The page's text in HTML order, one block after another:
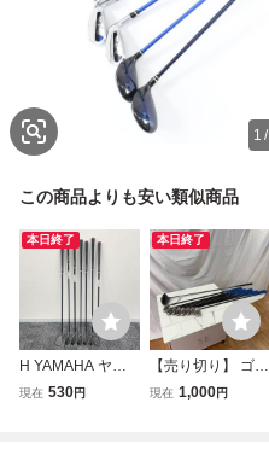
1 /
この商品よりも安い類似商品
本日終了
H YAMAHA ヤマ
ハ アイアンセット
現在 530円
本日終了
【売り切り】 ゴル
フクラブ まとめ
現在 1,000円